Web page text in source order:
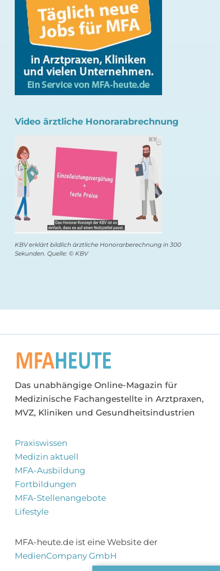
Video ärztliche Honorarabrechnung
KBV erklärt bildlich ärztliche Honorarberechnung in 300
Sekunden. Quelle: © KBV
Das unabhängige Online-Magazin für
Medizinische Fachangestellte in Arztpraxen,
MVZ, Kliniken und Gesundheitsindustrien
Praxiswissen
Medizin aktuell
MFA-Ausbildung
Fortbildungen
MFA-Stellenangebote
Lifestyle
MFA-heute.de ist eine Website der
MedienCompany GmbH